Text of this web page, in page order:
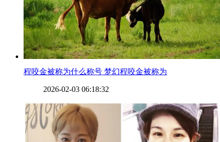
​程咬金被称为什么称号 梦幻程咬金被称为
2026-02-03 06:18:32